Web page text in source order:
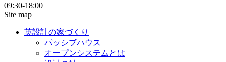
09:30-18:00
Site map
英設計の家づくり
パッシブハウス
オープンシステムとは